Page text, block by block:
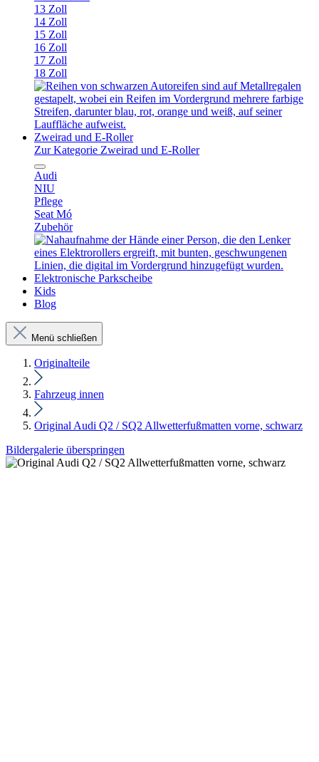
13 Zoll
14 Zoll
15 Zoll
16 Zoll
17 Zoll
18 Zoll
Zweirad und E-Roller
Zur Kategorie Zweirad und E-Roller
Audi
NIU
Pflege
Seat Mó
Zubehör
Elektronische Parkscheibe
Kids
Blog
Menü schließen
Originalteile
Fahrzeug innen
Original Audi Q2 / SQ2 Allwetterfußmatten vorne, schwarz
Bildergalerie überspringen